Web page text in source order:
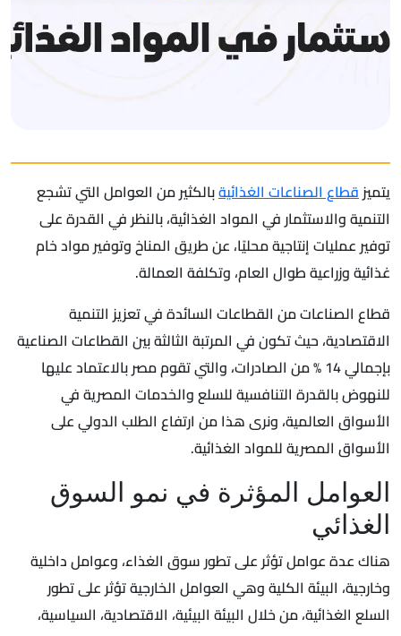
يتميزقطاع الصناعات الغذائيةبالكثير من العوامل التي تشجع
التنمية والاستثمار في المواد الغذائية، بالنظر في القدرة على
توفير عمليات إنتاجية محليًا، عن طريق المناخ وتوفير مواد خام
غذائية وزراعية طوال العام، وتكلفة العمالة.
قطاع الصناعات من القطاعات السائدة في تعزيز التنمية
الاقتصادية، حيث تكون في المرتبة الثالثة بين القطاعات الصناعية
بإجمالي 14 % من الصادرات، والتي تقوم مصر بالاعتماد عليها
للنهوض بالقدرة التنافسية للسلع والخدمات المصرية في
الأسواق العالمية، ونرى هذا من ارتفاع الطلب الدولي على
الأسواق المصرية للمواد الغذائية.
العوامل المؤثرة في نمو السوق
الغذائي
هناك عدة عوامل تؤثر على تطور سوق الغذاء، وعوامل داخلية
وخارجية، البيئة الكلية وهي العوامل الخارجية تؤثر على تطور
السلع الغذائية، من خلال البيئة البيئية، الاقتصادية، السياسية،